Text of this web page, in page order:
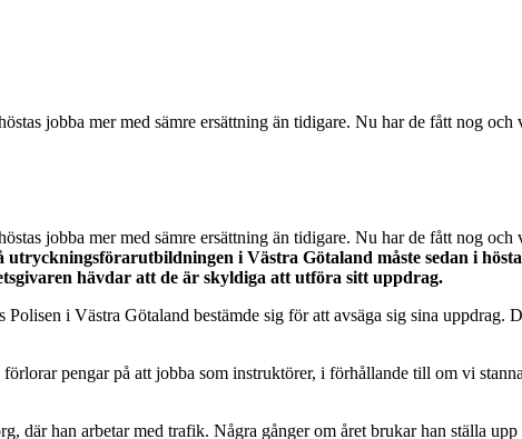
jobba mer med sämre ersättning än tidigare. Nu har de fått nog
jobba mer med sämre ersättning än tidigare. Nu har de fått nog
i Västra Götaland måste sedan i
hävdar att de är skyldiga att utföra sitt uppdrag.
i Västra Götaland bestämde sig för att avsäga sig sina
pengar på att jobba som instruktörer, i förhållande till om vi
där han arbetar med trafik. Några gånger om året brukar han ställa